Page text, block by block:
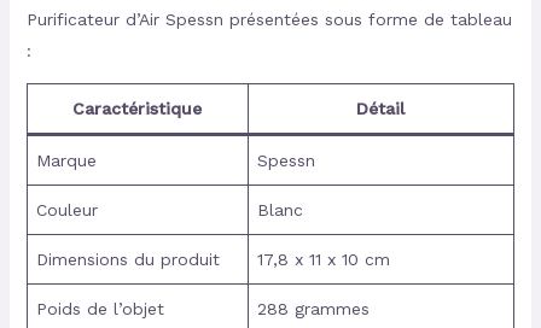
Purificateur d’Air Spessn présentées sous forme de tableau
:
Caractéristique Détail
Marque Spessn
Couleur Blanc
Dimensions du produit 17,8 x 11 x 10 cm
Poids de l’objet 288 grammes